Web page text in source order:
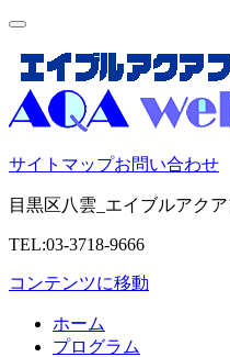
サイトマップお問い合わせ
目黒区八雲_エイブルアク
TEL:03-3718-9666
コンテンツに移動
ホーム
プログラム